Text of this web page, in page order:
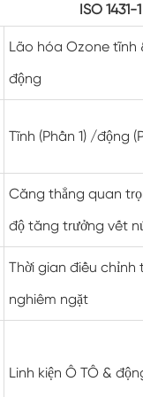
Buồng kiểm
Buồng ổn định
Buồng độ ẩm
ISO 1431-1
Lão hóa Ozone tĩnh
động
Tĩnh (Phần 1) /động
Căng thẳng quan
độ tăng trưởng vết
Thời gian điều chỉnh
nghiêm ngặt
Linh kiện Ô TÔ &